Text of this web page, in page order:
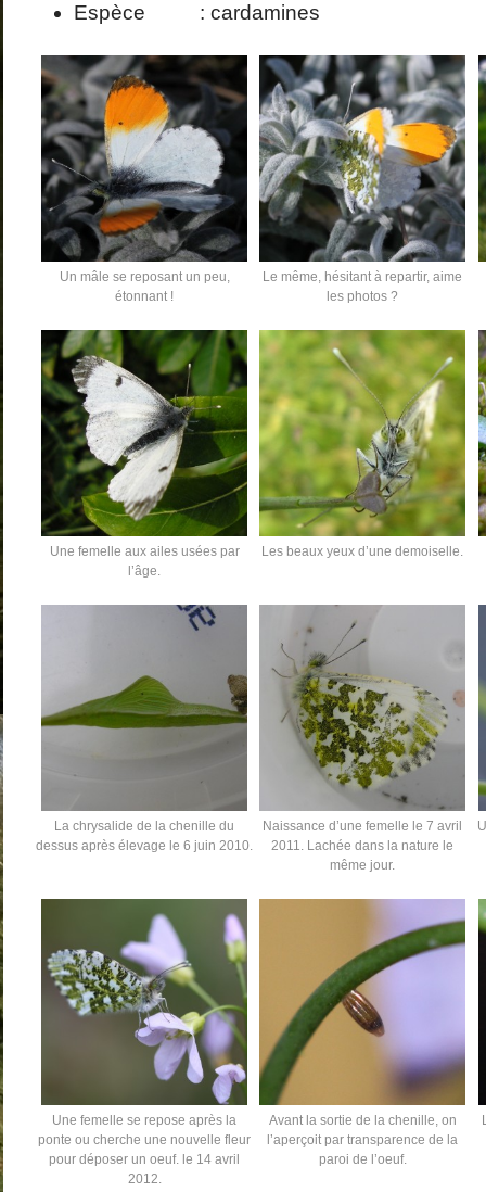
Espèce : cardamines
Un mâle se reposant un peu,
étonnant !
Le même, hésitant à repartir, aime
les photos ?
Une femelle aux ailes usées par
l’âge.
Les beaux yeux d’une demoiselle.
La chrysalide de la chenille du
dessus après élevage le 6 juin 2010.
Naissance d’une femelle le 7 avril
2011. Lachée dans la nature le
même jour.
Une femelle se repose après la
ponte ou cherche une nouvelle fleur
pour déposer un oeuf. le 14 avril
2012.
Avant la sortie de la chenille, on
l’aperçoit par transparence de la
paroi de l’oeuf.